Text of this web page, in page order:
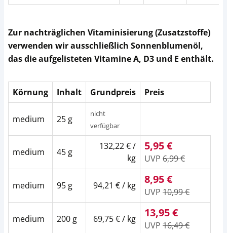
Zur nachträglichen Vitaminisierung (Zusatzstoffe)
verwenden wir ausschließlich Sonnenblumenöl,
das die aufgelisteten Vitamine A, D3 und E enthält.
Körnung Inhalt Grundpreis Preis
medium 25 g
nicht
verfügbar
medium 45 g
132,22 € /
kg
5,95 €
UVP 6,99 €
medium 95 g 94,21 € / kg 8,95 €
UVP 10,99 €
medium 200 g 69,75 € / kg 13,95 €
UVP 16,49 €